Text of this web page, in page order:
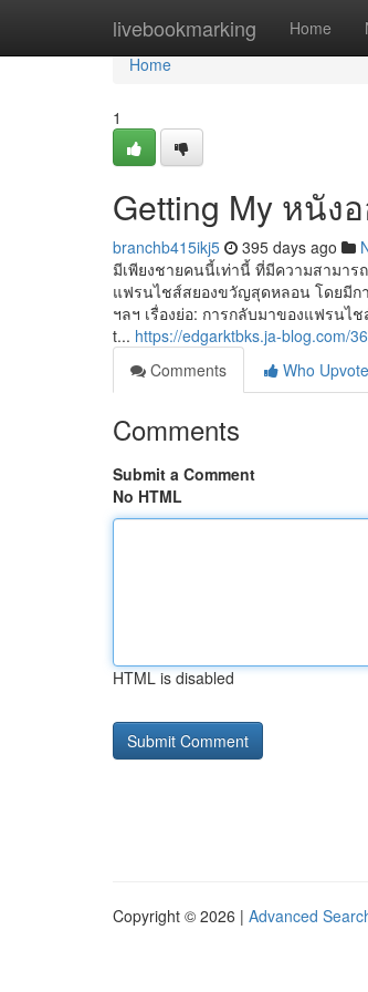
livebookmarking Home
Home
Home
1
Getting My หนัง
branchb415ikj5 395 days ago
มีเพียงชายคนนี้เท่านี้ ที่มีความสามาร
แฟรนไชส์สยองขวัญสุดหลอน โดยมีกา
ฯลฯ เรื่องย่อ: การกลับมาของแฟรน
t... https://edgarktbks.ja-blog.com/
Comments
Who
Comments
Submit a Comment
No HTML
HTML is disabled
Copyright © 2026 | Advanced